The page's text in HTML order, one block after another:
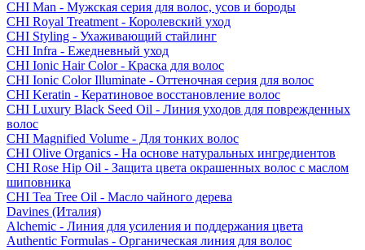
CHI Man - Мужская серия для волос, усов и бороды
CHI Royal Treatment - Королевский уход
CHI Styling - Ухаживающий стайлинг
CHI Infra - Ежедневный уход
CHI Ionic Hair Color - Краска для волос
CHI Ionic Color Illuminate - Оттеночная серия для волос
CHI Keratin - Кератиновое восстановление волос
CHI Luxury Black Seed Oil - Линия уходов для поврежденных
волос
CHI Magnified Volume - Для тонких волос
CHI Olive Organics - На основе натуральных ингредиентов
CHI Rose Hip Oil - Защита цвета окрашенных волос с маслом
шиповника
CHI Tea Tree Oil - Масло чайного дерева
Davines (Италия)
Alchemic - Линия для усиления и поддержания цвета
Authentic Formulas - Органическая линия для волос